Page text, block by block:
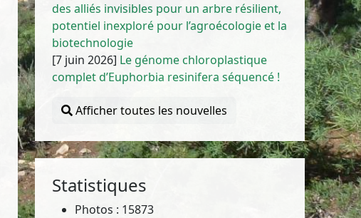
des alliés invisibles pour un arbre résilient,
potentiel inexploré pour l’agroécologie et la
biotechnologie
[7 juin 2026] Le génome chloroplastique
complet d’Euphorbia resinifera séquencé !
Afficher toutes les nouvelles
Statistiques
Photos : 15873